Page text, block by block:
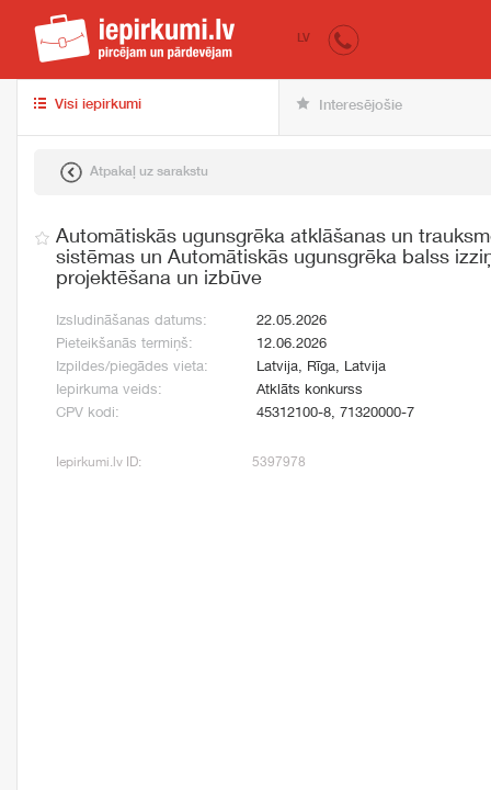
iepirkumi.lv
LV
Visi iepirkumi Interesējošie
Atpakaļ uz sarakstu
Automātiskās ugunsgrēka atklāšanas un
sistēmas un Automātiskās ugunsgrēka balss
projektēšana un izbūve
Izsludināšanas datums:
22.05.2026
Pieteikšanās termiņš:
12.06.2026
Izpildes/piegādes vieta:
Latvija, Rīga, Latvija
Iepirkuma veids:
Atklāts konkurss
CPV kodi:
45312100-8, 71320000-7
Iepirkumi.lv ID: 5397978